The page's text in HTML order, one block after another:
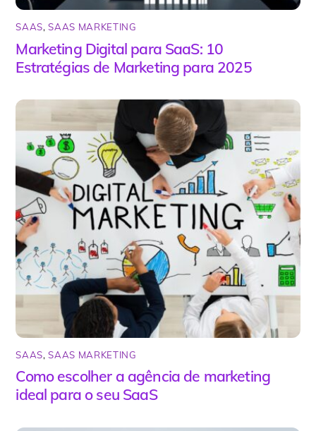
SAAS,SAAS MARKETING
Marketing Digital para SaaS: 10
Estratégias de Marketing para 2025
SAAS,SAAS MARKETING
Como escolher a agência de marketing
ideal para o seu SaaS